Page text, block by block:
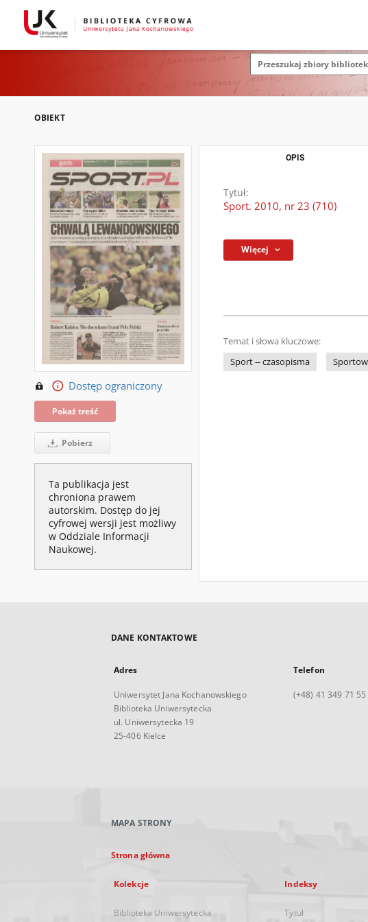
OBIEKT
Dostęp ograniczony
Pokaż treść
Pobierz
Ta publikacja jest
chroniona prawem
autorskim. Dostęp do jej
cyfrowej wersji jest możliwy
w Oddziale Informacji
Naukowej.
OPIS
Tytuł:
Sport. 2010, nr 23 (710)
Więcej
Temat i słowa kluczowe:
Sport -- czasopisma
DANE KONTAKTOWE
Adres
Uniwersytet Jana Kochanowskiego
Biblioteka Uniwersytecka
ul. Uniwersytecka 19
25-406 Kielce
Telefon
(+48) 41 349 71 55
MAPA STRONY
Strona główna
Kolekcje
Biblioteka Uniwersytecka
Indeksy
Tytuł